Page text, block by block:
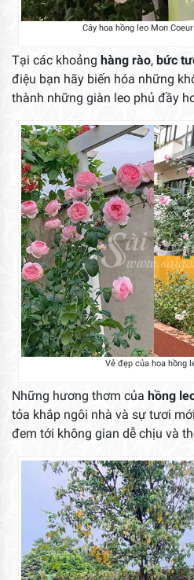
Cây hoa hồng leo Mon
Tại các khoảng hàng rào, bức
điệu bạn hãy biến hóa những
thành những giàn leo phủ đầy
Vẻ đẹp của hoa hồng
Những hương thơm của hồng
tỏa khắp ngôi nhà và sự tươi
đem tới không gian dễ chịu và